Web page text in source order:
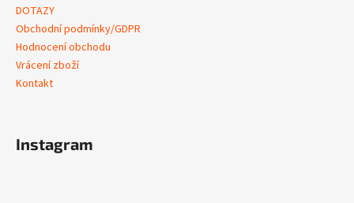
DOTAZY
Obchodní podmínky/GDPR
Hodnocení obchodu
Vrácení zboží
Kontakt
Instagram